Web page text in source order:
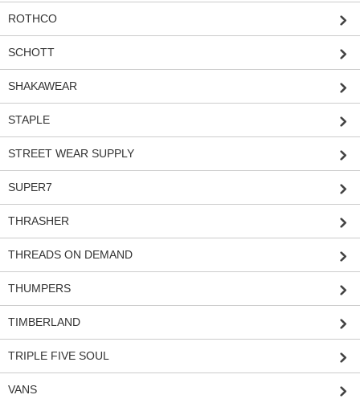
ROTHCO
SCHOTT
SHAKAWEAR
STAPLE
STREET WEAR SUPPLY
SUPER7
THRASHER
THREADS ON DEMAND
THUMPERS
TIMBERLAND
TRIPLE FIVE SOUL
VANS